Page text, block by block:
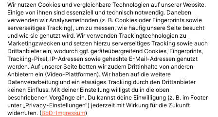
Wir nutzen Cookies und vergleichbare Technologien auf unserer Website.
Einige von ihnen sind essenziell und technisch notwendig. Daneben
verwenden wir Analysemethoden (z. B. Cookies oder Fingerprints sowie
serverseitiges Tracking), um zu messen, wie häufig unsere Seite besucht
und wie sie genutzt wird. Wir verwenden Trackingtechnologien zu
Marketingzwecken und setzen hierzu serverseitiges Tracking sowie auch
Drittanbieter ein, wodurch ggf. geräteübergreifend Cookies, Fingerprints,
Tracking-Pixel, IP-Adressen sowie gehashte E-Mail-Adressen genutzt
werden. Auf unserer Seite betten wir zudem Drittinhalte von anderen
Anbietern ein (Video-Plattformen). Wir haben auf die weitere
Datenverarbeitung und ein etwaiges Tracking durch den Drittanbieter
keinen Einfluss. Mit deiner Einstellung willigst du in die oben
beschriebenen Vorgänge ein. Du kannst deine Einwilligung (z. B. im Footer
unter „Privacy-Einstellungen“) jederzeit mit Wirkung für die Zukunft
widerrufen. (BoD-Impressum)